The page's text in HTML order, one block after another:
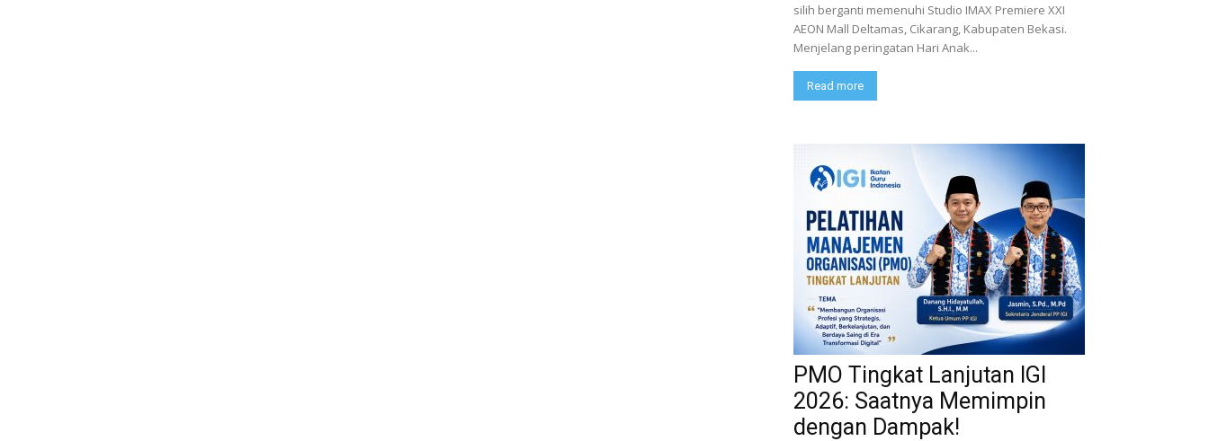
silih berganti memenuhi Studio IMAX Premiere XXI
AEON Mall Deltamas, Cikarang, Kabupaten Bekasi.
Menjelang peringatan Hari Anak...
Read more
PMO Tingkat Lanjutan IGI
2026: Saatnya Memimpin
dengan Dampak!